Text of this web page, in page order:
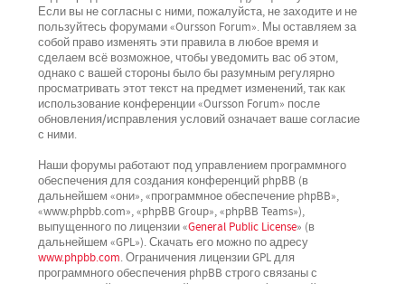
Если вы не согласны с ними, пожалуйста, не заходите и не
пользуйтесь форумами «Oursson Forum». Мы оставляем за
собой право изменять эти правила в любое время и
сделаем всё возможное, чтобы уведомить вас об этом,
однако с вашей стороны было бы разумным регулярно
просматривать этот текст на предмет изменений, так как
использование конференции «Oursson Forum» после
обновления/исправления условий означает ваше согласие
с ними.
Наши форумы работают под управлением программного
обеспечения для создания конференций phpBB (в
дальнейшем «они», «программное обеспечение phpBB»,
«www.phpbb.com», «phpBB Group», «phpBB Teams»),
выпущенного по лицензии «General Public License» (в
дальнейшем «GPL»). Скачать его можно по адресу
www.phpbb.com. Ограничения лицензии GPL для
программного обеспечения phpBB строго связаны с